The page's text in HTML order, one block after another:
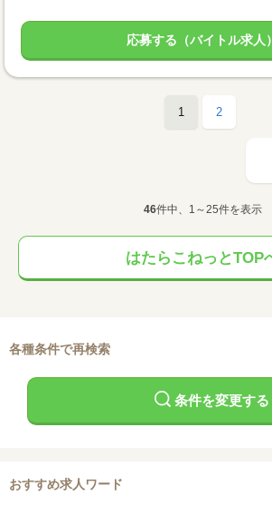
応募する（バイトル求人）
1 2
46件中、1～25件を表示
はたらこねっとTOP
各種条件で再検索
条件を変更する
おすすめ求人ワード